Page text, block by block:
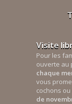
Visite
Pour les
ouverte au
chaque
vous
cochons
de